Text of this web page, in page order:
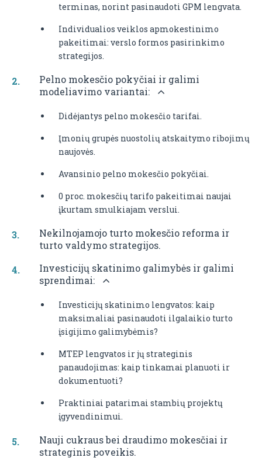
terminas, norint pasinaudoti GPM lengvata.
Individualios veiklos apmokestinimo
pakeitimai: verslo formos pasirinkimo
strategijos.
Pelno mokesčio pokyčiai ir galimi
modeliavimo variantai:
Didėjantys pelno mokesčio tarifai.
Įmonių grupės nuostolių atskaitymo ribojimų
naujovės.
Avansinio pelno mokesčio pokyčiai.
0 proc. mokesčių tarifo pakeitimai naujai
įkurtam smulkiajam verslui.
Nekilnojamojo turto mokesčio reforma ir
turto valdymo strategijos.
Investicijų skatinimo galimybės ir galimi
sprendimai:
Investicijų skatinimo lengvatos: kaip
maksimaliai pasinaudoti ilgalaikio turto
įsigijimo galimybėmis?
MTEP lengvatos ir jų strateginis
panaudojimas: kaip tinkamai planuoti ir
dokumentuoti?
Praktiniai patarimai stambių projektų
įgyvendinimui.
Nauji cukraus bei draudimo mokesčiai ir
strateginis poveikis.